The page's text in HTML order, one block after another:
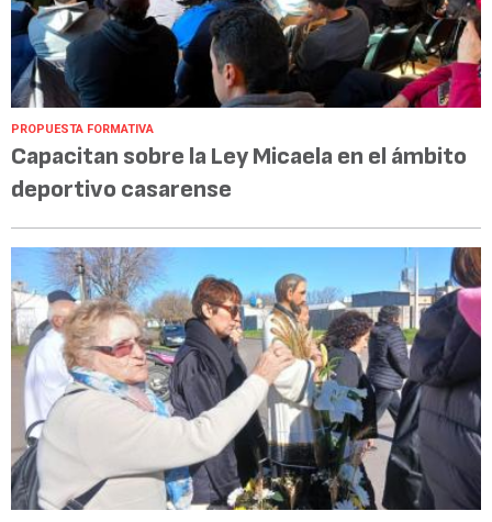
PROPUESTA FORMATIVA
Capacitan sobre la Ley Micaela en el ámbito
deportivo casarense